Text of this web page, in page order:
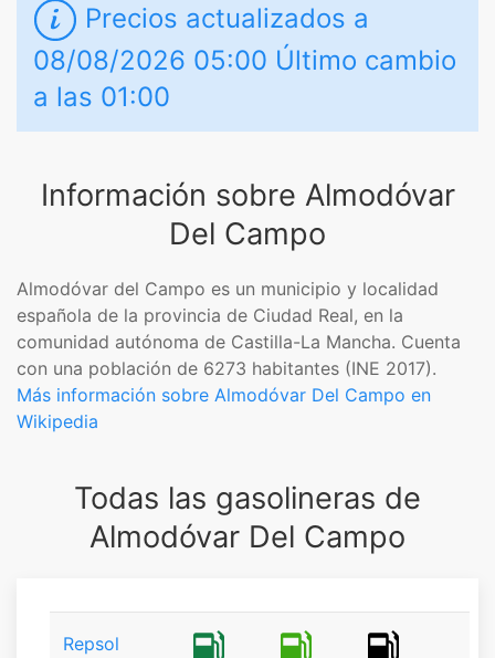
Precios actualizados a
08/08/2026 05:00 Último cambio
a las 01:00
Información sobre Almodóvar
Del Campo
Almodóvar del Campo es un municipio y localidad
española de la provincia de Ciudad Real, en la
comunidad autónoma de Castilla-La Mancha. Cuenta
con una población de 6273 habitantes (INE 2017).
Más información sobre Almodóvar Del Campo en
Wikipedia
Todas las gasolineras de
Almodóvar Del Campo
Repsol